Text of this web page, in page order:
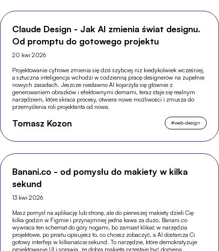
Claude Design - Jak AI zmienia świat designu.
Od promptu do gotowego projektu
20 kwi 2026
Projektowanie cyfrowe zmienia się dziś szybciej niż kiedykolwiek wcześniej,
a sztuczna inteligencja wchodzi w codzienną pracę designerów na zupełnie
nowych zasadach. Jeszcze niedawno AI kojarzyła się głównie z
generowaniem obrazków i efektownymi demami, teraz staje się realnym
narzędziem, które skraca procesy, otwiera nowe możliwości i zmusza do
przemyślenia roli projektanta od nowa.
Tomasz Kozon #web-design
Banani.co - od pomysłu do makiety w kilka
sekund
13 kwi 2026
Masz pomysł na aplikację lub stronę, ale do pierwszej makiety dzieli Cię
kilka godzin w Figmie i przynajmniej jedna kawa za dużo. Banani.co
wywraca ten schemat do góry nogami, bo zamiast klikać w narzędzia
projektowe, po prostu opisujesz to, co chcesz zobaczyć, a AI dostarcza Ci
gotowy interfejs w kilkanaście sekund. To narzędzie, które demokratyzuje
projektowanie UI i sprawia, że dobra makieta przestaje być domeną